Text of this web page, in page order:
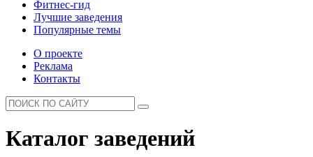
Фитнес-гид
Лучшие заведения
Популярные темы
О проекте
Реклама
Контакты
Каталог заведений